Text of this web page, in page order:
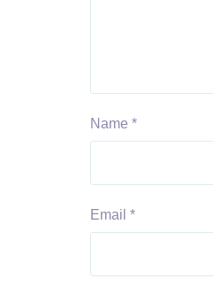
Name *
Email *